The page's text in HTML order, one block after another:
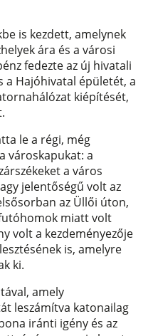
is kezdett, amelynek
ára és a városi
fedezte az új hivatali
a Hajóhivatal épületét, a
kiépítését,
le a régi, még
városkapukat: a
a város
jelentőségű volt az
az Üllői úton,
miatt volt
volt a kezdeményezője
is, amelyre
ki.
amely
leszámítva katonailag
iránti igény és az